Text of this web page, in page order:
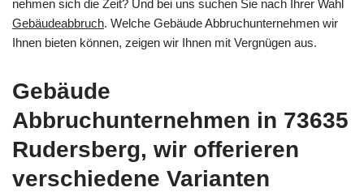
nehmen sich die Zeit? Und bei uns suchen Sie nach Ihrer Wahl
Gebäudeabbruch. Welche Gebäude Abbruchunternehmen wir
Ihnen bieten können, zeigen wir Ihnen mit Vergnügen aus.
Gebäude
Abbruchunternehmen in 73635
Rudersberg, wir offerieren
verschiedene Varianten